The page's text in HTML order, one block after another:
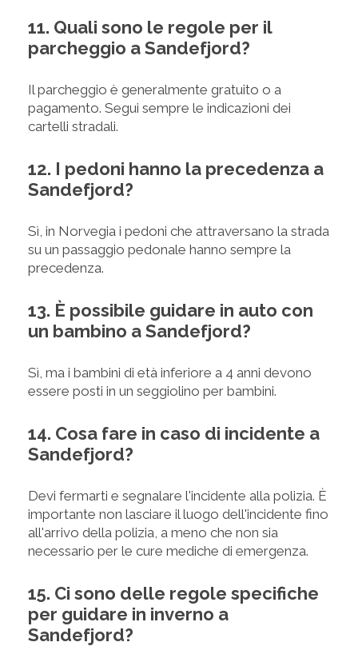
11. Quali sono le regole per il
parcheggio a Sandefjord?
Il parcheggio è generalmente gratuito o a
pagamento. Segui sempre le indicazioni dei
cartelli stradali.
12. I pedoni hanno la precedenza a
Sandefjord?
Sì, in Norvegia i pedoni che attraversano la strada
su un passaggio pedonale hanno sempre la
precedenza.
13. È possibile guidare in auto con
un bambino a Sandefjord?
Sì, ma i bambini di età inferiore a 4 anni devono
essere posti in un seggiolino per bambini.
14. Cosa fare in caso di incidente a
Sandefjord?
Devi fermarti e segnalare l'incidente alla polizia. È
importante non lasciare il luogo dell'incidente fino
all'arrivo della polizia, a meno che non sia
necessario per le cure mediche di emergenza.
15. Ci sono delle regole specifiche
per guidare in inverno a
Sandefjord?